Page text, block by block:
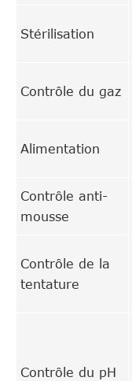
Stérilisation
Contrôle du gaz
Alimentation
Contrôle anti-
mousse
Contrôle de la
tentature
Contrôle du pH